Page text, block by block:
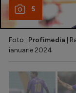
5
Foto : Profimedia |
ianuarie 2024